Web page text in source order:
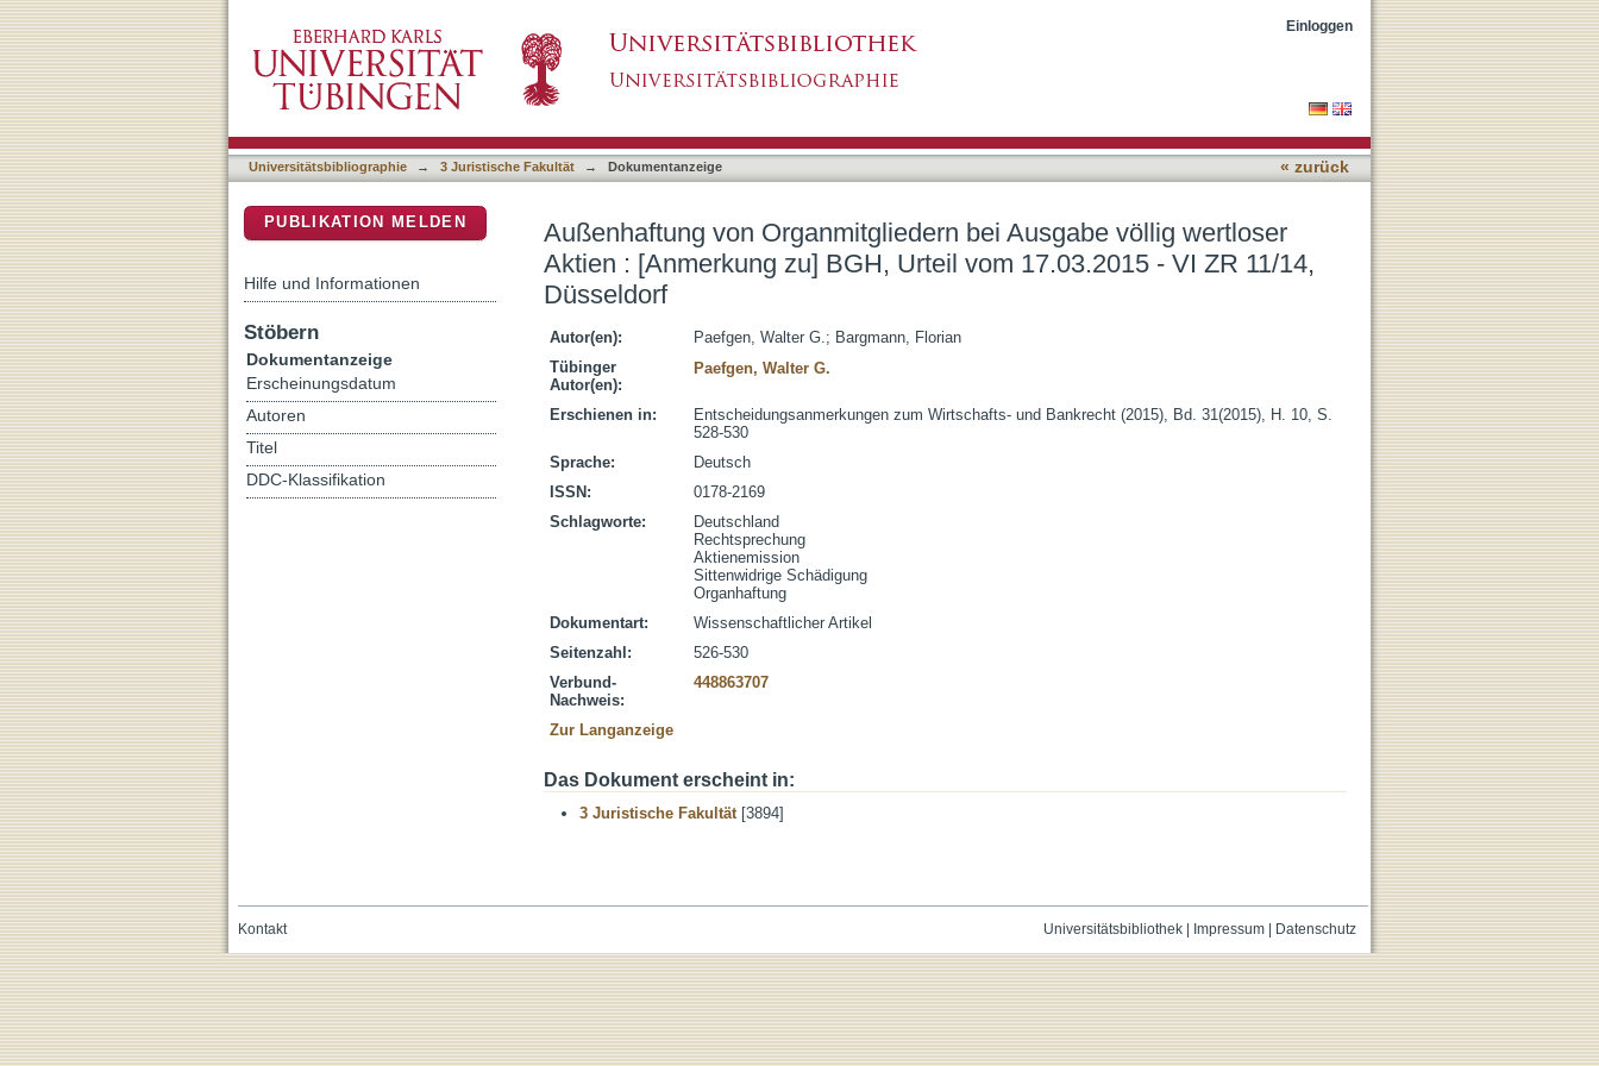
Außenhaftung von Organmitgliedern bei Ausgabe völlig wertloser Aktien : [Anmerkung zu] BGH,
Urteil vom 17.03.2015 - VI ZR 11/14, Düsseldorf
Einloggen
Universitätsbibliographie → 3 Juristische Fakultät → Dokumentanzeige « zurück
Außenhaftung von Organmitgliedern bei Ausgabe völlig wertloser
Aktien : [Anmerkung zu] BGH, Urteil vom 17.03.2015 - VI ZR 11/14,
Düsseldorf
Autor(en): Paefgen, Walter G.; Bargmann, Florian
Tübinger
Autor(en):
Paefgen, Walter G.
Erschienen in:
Entscheidungsanmerkungen zum Wirtschafts- und Bankrecht (2015), Bd. 31(2015), H. 10, S.
528-530
Sprache:
Deutsch
ISSN:
0178-2169
Schlagworte:
Deutschland
Rechtsprechung
Aktienemission
Sittenwidrige Schädigung
Organhaftung
Dokumentart:
Wissenschaftlicher Artikel
Seitenzahl:
526-530
Verbund-
Nachweis:
448863707
Zur Langanzeige
Das Dokument erscheint in:
3 Juristische Fakultät[3894]
PUBLIKATION MELDEN
Hilfe und Informationen
Stöbern
Dokumentanzeige
Erscheinungsdatum
Autoren
Titel
DDC-Klassifikation
Universitätsbibliothek| Impressum| Datenschutz
Kontakt